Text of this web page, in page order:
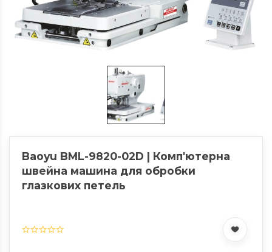
Baoyu BML-9820-02D | Комп'ютерна
швейна машина для обробки
глазкових петель